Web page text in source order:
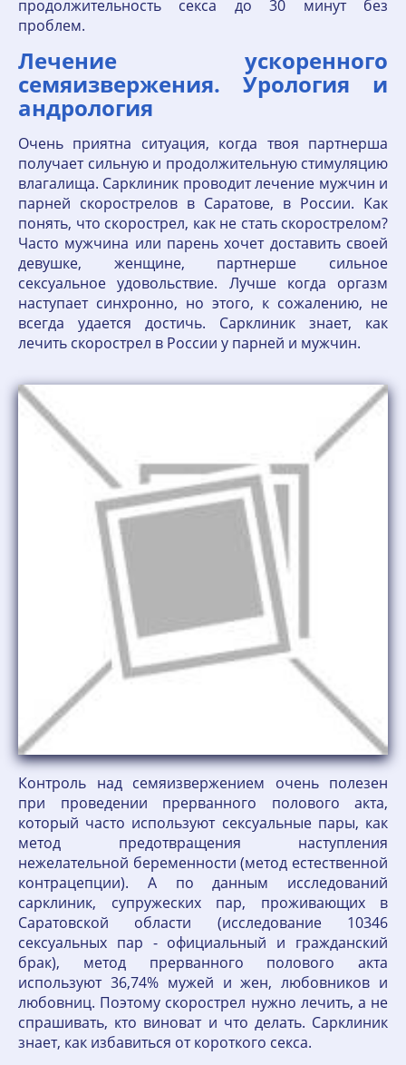
продолжительность секса до 30 минут без
проблем.
Лечение ускоренного
семяизвержения. Урология и
андрология
Очень приятна ситуация, когда твоя партнерша
получает сильную и продолжительную стимуляцию
влагалища. Сарклиник проводит лечение мужчин и
парней скорострелов в Саратове, в России. Как
понять, что скорострел, как не стать скорострелом?
Часто мужчина или парень хочет доставить своей
девушке, женщине, партнерше сильное
сексуальное удовольствие. Лучше когда оргазм
наступает синхронно, но этого, к сожалению, не
всегда удается достичь. Сарклиник знает, как
лечить скорострел в России у парней и мужчин.
Контроль над семяизвержением очень полезен
при проведении прерванного полового акта,
который часто используют сексуальные пары, как
метод предотвращения наступления
нежелательной беременности (метод естественной
контрацепции). А по данным исследований
сарклиник, супружеских пар, проживающих в
Саратовской области (исследование 10346
сексуальных пар - официальный и гражданский
брак), метод прерванного полового акта
используют 36,74% мужей и жен, любовников и
любовниц. Поэтому скорострел нужно лечить, а не
спрашивать, кто виноват и что делать. Сарклиник
знает, как избавиться от короткого секса.